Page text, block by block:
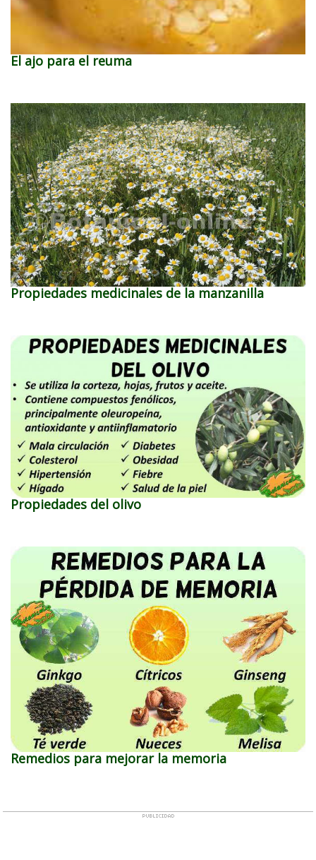
El ajo para el reuma
Propiedades medicinales de la manzanilla
Propiedades del olivo
Remedios para mejorar la memoria